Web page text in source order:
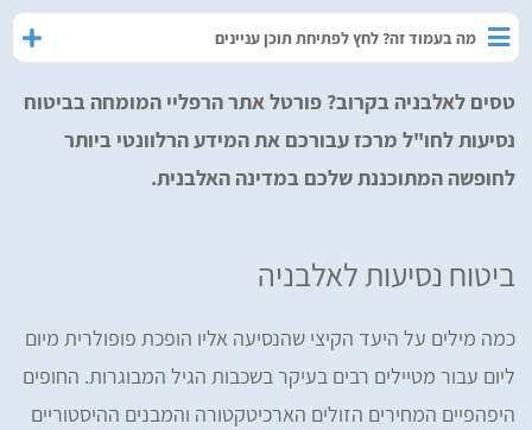
מה בעמוד זה? לחץ לפתיחת תוכן עניינים
טסים לאלבניה בקרוב? פורטל אתר הרפליי המומחה בביטוח
נסיעות לחו"ל מרכז עבורכם את המידע הרלוונטי ביותר
לחופשה המתוכננת שלכם במדינה האלבנית.
ביטוח נסיעות לאלבניה
כמה מילים על היעד הקיצי שהנסיעה אליו הופכת פופולרית מיום
ליום עבור מטיילים רבים בעיקר בשכבות הגיל המבוגרות. החופים
היפהפיים המחירים הזולים הארכיטקטורה והמבנים ההיסטוריים